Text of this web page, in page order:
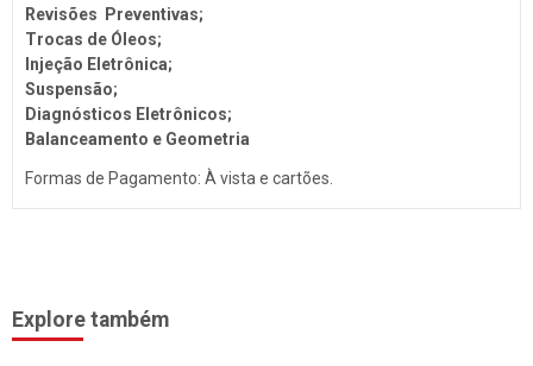
VENÂNCIO AIRES (16)
Ar Condicionado
Engate de Reboques
Martelinho de Ouro
Lavagem Automotiva
Retificadora de Motores
Auto Demolidoras
Revisões Preventivas;
Trocas de Óleos;
Injeção Eletrônica;
Suspensão;
Diagnósticos Eletrônicos;
Balanceamento e Geometria
Formas de Pagamento: À vista e cartões.
Explore também